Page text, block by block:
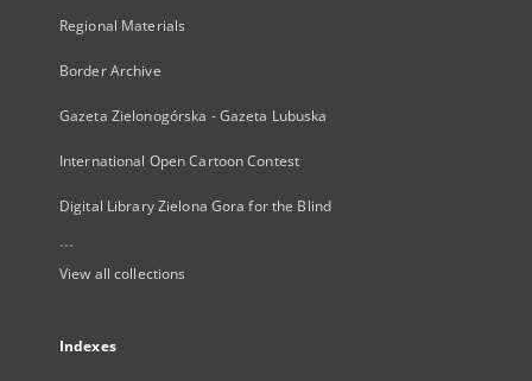
Regional Materials
Border Archive
Gazeta Zielonogórska - Gazeta Lubuska
International Open Cartoon Contest
Digital Library Zielona Gora for the Blind
...
View all collections
Indexes